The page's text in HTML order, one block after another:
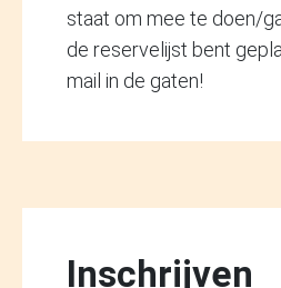
staat om mee te doen/
de reservelijst bent
mail in de gaten!
Inschrijven